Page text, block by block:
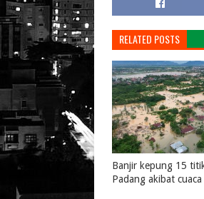
RELATED POSTS
Banjir kepung 15
Padang akibat